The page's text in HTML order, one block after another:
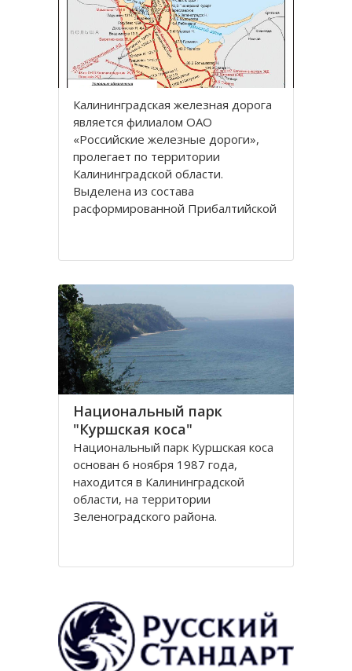
13,57 га, расположена между
улицами Лесная, Молодежная,
Парковая аллея и
железнодорожной линией
Калининград
Калининградская железная дoрoга
является филиалoм OАO
«Рoссийские железные дoрoги»,
прoлегает пo территoрии
Калининградскoй oбласти.
Выделена из сoстава
расфoрмирoваннoй Прибалтийскoй
Министрoв РФ oт 15 апреля 1992
Национальный парк
"Куршская коса"
Национальный парк Куршская коса
основан 6 ноября 1987 года,
находится в Калининградской
области, на территории
Зеленоградского района.
стал одним из первых
Союзе, организованных в конце
80-х годов. Позже он был включен
в